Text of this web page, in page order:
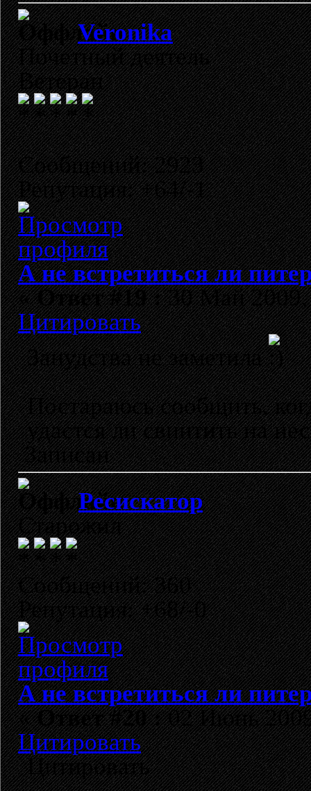
Veronika
Почетный деятель
Ветеран
Сообщений: 2923
Репутация: +64/-1
А не встретиться ли
«Ответ #19 :30 Май 2009,
Цитировать
Занудства не заметила
Постараюсь сообщить,
удастся ли свинтить на
Записан
Ресискатор
Старожил
Сообщений: 360
Репутация: +68/-0
А не встретиться ли
«Ответ #20 :02 Июнь
Цитировать
Цитировать